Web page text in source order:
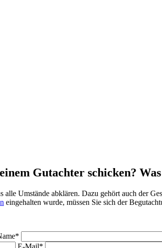
Gutachter schicken?
Umstände abklären. Dazu gehört auch der
eingehalten wurde, müssen Sie sich der
E-Mail*